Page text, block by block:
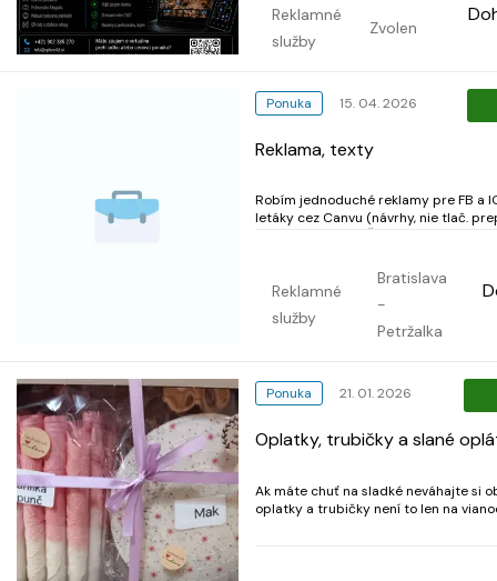
Reklamné
služby
Zvolen
Ponuka 15. 04. 2026
Reklama, texty
Robím jednoduché reklamy pre FB a
letáky cez Canvu (návrhy, nie tlač.
alebo píšte cez WhatsApp:
Reklamné
služby
Bratislava
-
Petržalka
Ponuka 21. 01. 2026
Oplatky, trubičky a slané
Ak máte chuť na sladké neváhajte si
oplatky a trubičky není to len na